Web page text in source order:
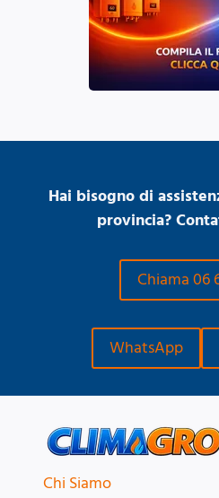
Hai bisogno di
provincia?
Chiama 06
WhatsApp
Chi Siamo